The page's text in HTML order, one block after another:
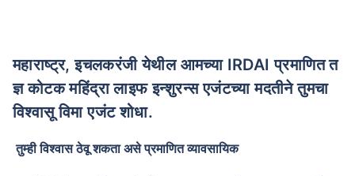
महाराष्ट्र, इचलकरंजी येथील आमच्या IRDAI प्रमाणित त
ज्ञ कोटक महिंद्रा लाइफ इन्शुरन्स एजंटच्या मदतीने तुमचा
विश्वासू विमा एजंट शोधा.
तुम्ही विश्वास ठेवू शकता असे प्रमाणित व्यावसायिक